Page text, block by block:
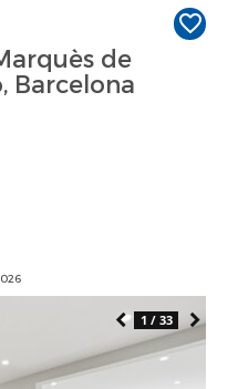
de
Barcelona
1 / 33